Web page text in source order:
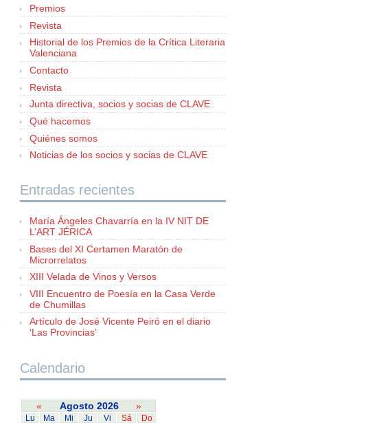
Premios
Revista
Historial de los Premios de la Crítica Literaria
Valenciana
Contacto
Revista
Junta directiva, socios y socias de CLAVE
Qué hacemos
Quiénes somos
Noticias de los socios y socias de CLAVE
Entradas recientes
María Ángeles Chavarría en la IV NIT DE
L’ART JÉRICA
Bases del XI Certamen Maratón de
Microrrelatos
XIII Velada de Vinos y Versos
VIII Encuentro de Poesía en la Casa Verde
de Chumillas
Artículo de José Vicente Peiró en el diario
‘Las Provincias’
Calendario
« Agosto 2026 »
Lu Ma Mi Ju Vi Sá Do